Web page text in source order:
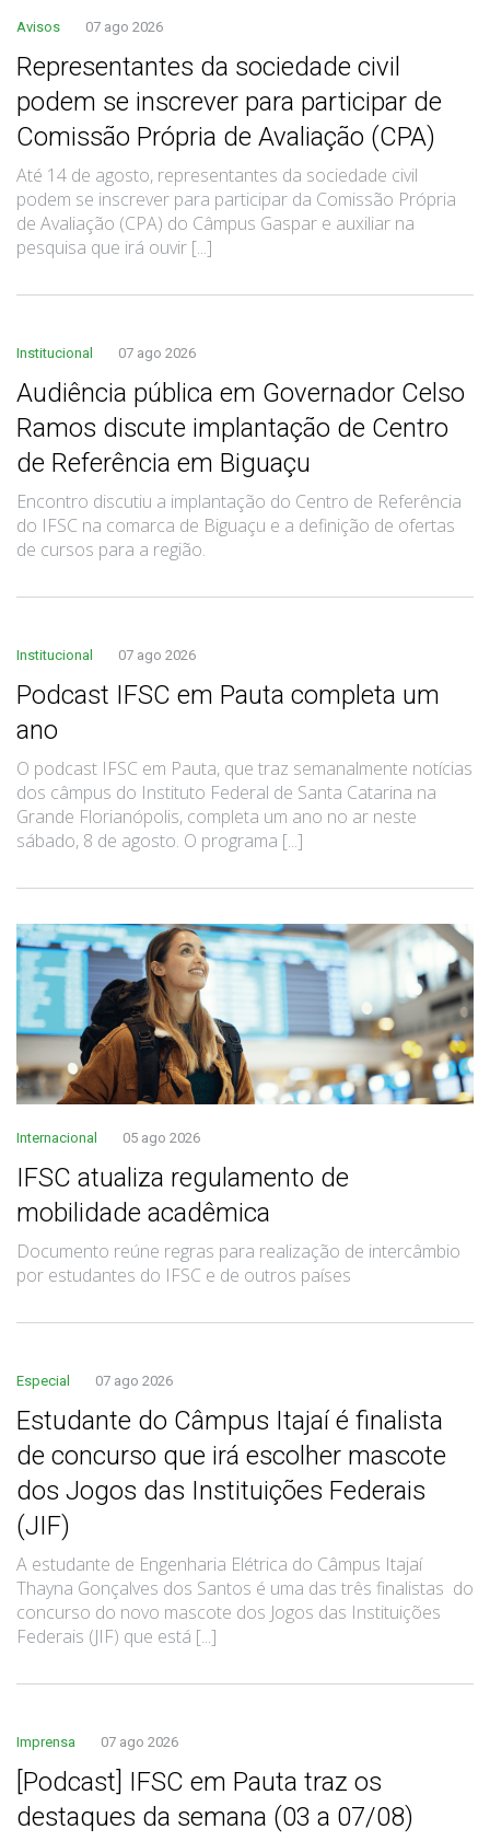
Avisos 07 ago 2026
Representantes da sociedade civil
podem se inscrever para participar de
Comissão Própria de Avaliação (CPA)
Até 14 de agosto, representantes da sociedade civil
podem se inscrever para participar da Comissão Própria
de Avaliação (CPA) do Câmpus Gaspar e auxiliar na
pesquisa que irá ouvir [...]
Institucional 07 ago 2026
Audiência pública em Governador Celso
Ramos discute implantação de Centro
de Referência em Biguaçu
Encontro discutiu a implantação do Centro de Referência
do IFSC na comarca de Biguaçu e a definição de ofertas
de cursos para a região.
Institucional 07 ago 2026
Podcast IFSC em Pauta completa um
ano
O podcast IFSC em Pauta, que traz semanalmente notícias
dos câmpus do Instituto Federal de Santa Catarina na
Grande Florianópolis, completa um ano no ar neste
sábado, 8 de agosto. O programa [...]
Internacional 05 ago 2026
IFSC atualiza regulamento de
mobilidade acadêmica
Documento reúne regras para realização de intercâmbio
por estudantes do IFSC e de outros países
Especial 07 ago 2026
Estudante do Câmpus Itajaí é finalista
de concurso que irá escolher mascote
dos Jogos das Instituições Federais
(JIF)
A estudante de Engenharia Elétrica do Câmpus Itajaí
Thayna Gonçalves dos Santos é uma das três finalistas do
concurso do novo mascote dos Jogos das Instituições
Federais (JIF) que está [...]
Imprensa 07 ago 2026
[Podcast] IFSC em Pauta traz os
destaques da semana (03 a 07/08)